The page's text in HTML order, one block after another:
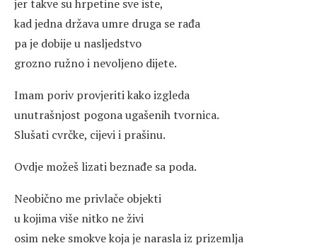
jer takve su hrpetine sve iste,
kad jedna država umre druga se rađa
pa je dobije u nasljedstvo
grozno ružno i nevoljeno dijete.
Imam poriv provjeriti kako izgleda
unutrašnjost pogona ugašenih tvornica.
Slušati cvrčke, cijevi i prašinu.
Ovdje možeš lizati beznađe sa poda.
Neobično me privlače objekti
u kojima više nitko ne živi
osim neke smokve koja je narasla iz prizemlja